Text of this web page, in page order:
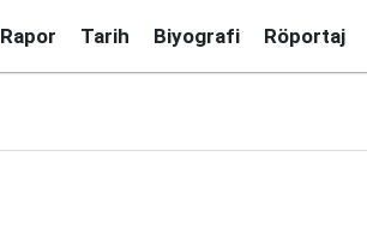
Rapor Tarih Biyografi Röportaj